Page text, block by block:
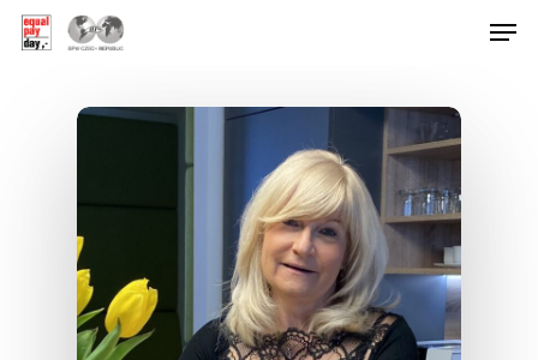
Hit enter to search or ESC to close